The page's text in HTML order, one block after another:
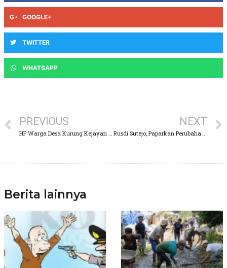
GOOGLE+
TWITTER
WHATSAPP
PREVIOUS NEXT
Berita lainnya